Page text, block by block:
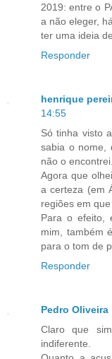
2019: entre o
a não eleger,
ter uma ideia
Responder
henrique
14:55
Só tinha visto
sabia o nome,
não o encontrei.
Agora que
a certeza (em
regiões em
Para o efeito,
mim, também
para o tom de
Responder
Pedro Oliveira
Claro que
indiferente.